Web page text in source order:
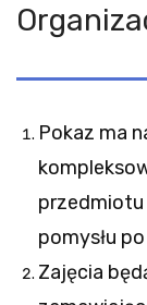
Pokaz ma
przedmiotu
pomysłu
Zajęcia